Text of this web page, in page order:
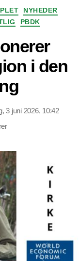
NYHEDER
PBDK
i den
3 juni 2026, 10:42
til
fusionerer
sundhed
og
religion
i
den
nye
regering